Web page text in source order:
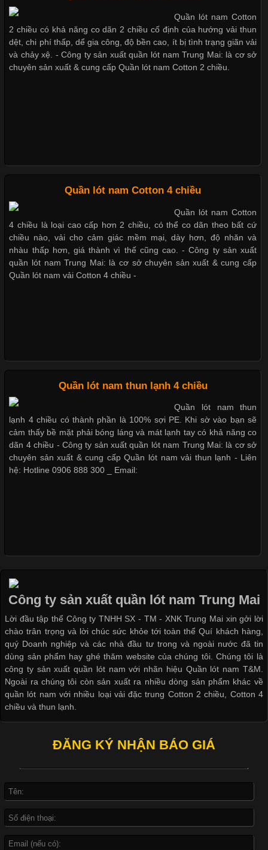
Chất Liệu Bamboo Xu Hướng Mới Trong Ngành Thời Trang
Cập nhật 2026-05-21 14:59:25
Trong những năm gần đây, vải Bamboo đang trở thành một
Những Loại Vải Thun Thông Dụng Và Đặc Điểm Nổi Bật
Cập nhật 2026-05-20 14:58:56
Vải thun là một trong những chất liệu được sử dụng rộng rãi
nhất trong ngành thời trang nhờ đặc tính co giãn, mềm mại và
thoải mái khi mặc. Từ áo thun, đồ thể thao cho đến đồ lót nam,
vải thun luôn đóng vai trò quan trọng trong quá trình sản xuất.
Cập nhật 2026-05-09 15:58:23
Các Form Áo Thun Phổ Biến Hiện Nay Và Xu Hướng Trong
Ngành May Mặc Áo thun là một trong những trang phục quen
thuộc và được sử dụng phổ biến nhất hiện nay. Không chỉ đa
dạng về màu sắc hay chất liệu, áo thun còn có nhiều form dáng
khác nhau để phù hợp với từng phong cách thời trang và nhu
cầu
Áo phông là một trong những trang phục phổ biến nhất trong
đời sống hiện đại nhờ sự tiện lợi, thoải mái và dễ phối đồ.
Không chỉ xuất hiện trong thời trang thường ngày, áo phông còn
được ứng dụng rộng rãi trong ngành sản xuất may mặc, đặc
biệt là các sản phẩm từ vải thun. Hiện nay,
Công Nghệ In Chuyển Nhiệt Trong Ngành Thời Trang Hiện
Cập nhật 2026-04-21 15:41:03
In Chuyển Nhiệt Là Gì? Công Nghệ In Hiện Đại Trong Ngành
là một trong những công nghệ phổ biến nhờ khả năng tạo ra
dụng rộng rãi trong sản xuất áo thun, đồ thể thao
Giặt và bảo quản quần lót nam đúng cách
Bộ sưu tập quần lót nam Boxer TpHCM
Quần lót nam boxer thun lạnh
Nguyên bộ quần lót nam Boxer thun lạnh giá rẻ
Quần lót nam Cotton
2 chiều có khả năng co dãn 2 chiều cố định của hướng vải thun
dệt, chi phí thấp, dể gia công, độ bền cao, ít bị tình trạng giãn vải
và chảy xệ. - Công ty sản xuất quần lót nam Trung Mai: là cơ sở
chuyên sản xuất & cung cấp Quần lót nam Cotton 2 chiều.
Quần lót nam Cotton 4 chiều
Quần lót nam Cotton
4 chiều là loại cao cấp hơn 2 chiều, có thể co dãn theo bất cứ
chiều nào, vải cho cảm giác mềm mại, dày hơn, độ nhăn và
nhàu thấp hơn, giá thành vì thế cũng cao. - Công ty sản xuất
quần lót nam Trung Mai: là cơ sở chuyên sản xuất & cung cấp
Quần lót nam vải Cotton 4 chiều -
Quần lót nam thun lạnh 4 chiều
Quần lót nam thun
lạnh 4 chiều có thành phần là 100% sợi PE. Khi sờ vào bạn sẽ
cảm thấy bề mặt phải bóng láng và mát lạnh tay có khả năng co
dãn 4 chiều - Công ty sản xuất quần lót nam Trung Mai: là cơ sở
chuyên sản xuất & cung cấp Quần lót nam vải thun lạnh - Liên
hệ: Hotline 0906 888 300 _ Email:
Công ty sản xuất quần lót nam Trung Mai
Lời đầu tập thể Công ty TNHH SX - TM - XNK Trung Mai xin gởi lời
chào trân trọng và lời chúc sức khỏe tới toàn thể Quí khách hàng,
quý Doanh nghiệp và các nhà đầu tư trong và ngoài nước đã tin
dùng sản phẩm hay ghé thăm website của chúng tôi. Chúng tôi là
công ty sản xuất quần lót nam với nhãn hiệu Quần lót nam T&M.
Ngoài ra chúng tôi còn sản xuất ra nhiều dòng sản phẩm khác về
quần lót nam với nhiều loại vải đặc trung Cotton 2 chiều, Cotton 4
chiều và thun lạnh.
ĐĂNG KÝ NHẬN BÁO GIÁ